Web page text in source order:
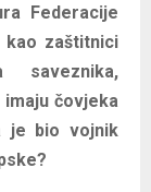
Federacije
kao zaštitnici
saveznika,
čovjeka
je bio vojnik